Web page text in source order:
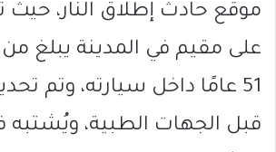
موقع حادث إطلاق النار، حيث
على مقيم في المدينة يبلغ من
51 عامًا داخل سيارته، وتم
قبل الجهات الطبية، ويُشتبه